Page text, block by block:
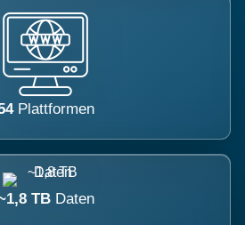
Plattformen
TB Daten